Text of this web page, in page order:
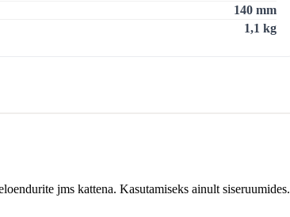
140 mm
1,1 kg
jms kattena. Kasutamiseks ainult siseruumides.